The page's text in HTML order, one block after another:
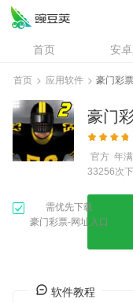
首页 安
资讯
问答
首页 > 应用软件 > 豪门彩
豪门
官方 年
33256次
需优先下载
豪门彩票-网址入口
软件教程